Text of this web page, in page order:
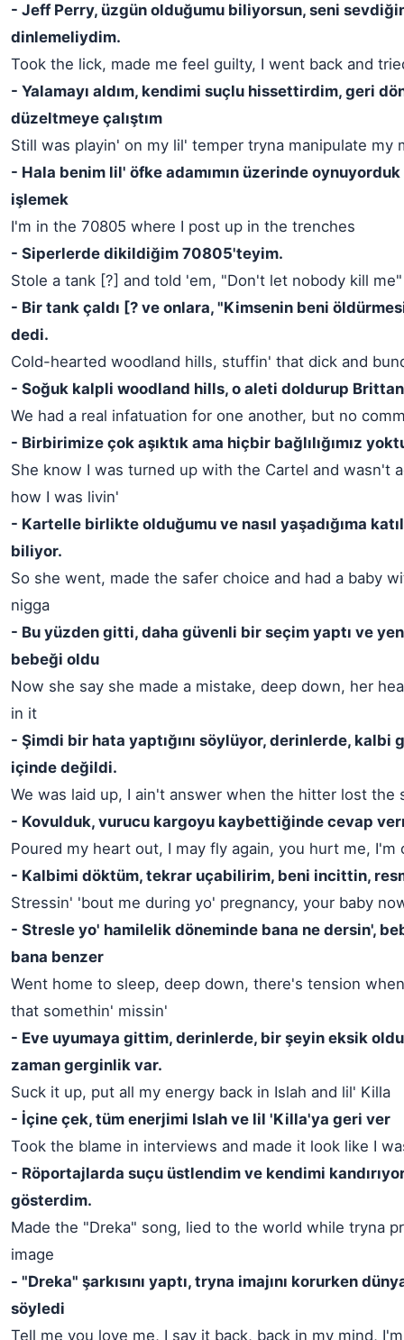
- Jeff Perry, üzgün olduğumu biliyorsun, seni
dinlemeliydim.
Took the lick, made me feel guilty, I went back and
- Yalamayı aldım, kendimi suçlu hissettirdim, geri
düzeltmeye çalıştım
Still was playin' on my lil' temper tryna manipulate my
- Hala benim lil' öfke adamımın üzerinde
işlemek
I'm in the 70805 where I post up in the trenches
- Siperlerde dikildiğim 70805'teyim.
Stole a tank [?] and told 'em, "Don't let nobody kill me"
- Bir tank çaldı [? ve onlara, "Kimsenin beni
dedi.
Cold-hearted woodland hills, stuffin' that dick and
- Soğuk kalpli woodland hills, o aleti doldurup
We had a real infatuation for one another, but no
- Birbirimize çok aşıktık ama hiçbir bağlılığımız
She know I was turned up with the Cartel and wasn't
how I was livin'
- Kartelle birlikte olduğumu ve nasıl yaşadığıma
biliyor.
So she went, made the safer choice and had a baby
nigga
- Bu yüzden gitti, daha güvenli bir seçim yaptı ve
bebeği oldu
Now she say she made a mistake, deep down, her
in it
- Şimdi bir hata yaptığını söylüyor, derinlerde, kalbi
içinde değildi.
We was laid up, I ain't answer when the hitter lost the
- Kovulduk, vurucu kargoyu kaybettiğinde cevap
Poured my heart out, I may fly again, you hurt me, I'm
- Kalbimi döktüm, tekrar uçabilirim, beni incittin,
Stressin' 'bout me during yo' pregnancy, your baby
- Stresle yo' hamilelik döneminde bana ne dersin',
bana benzer
Went home to sleep, deep down, there's tension
that somethin' missin'
- Eve uyumaya gittim, derinlerde, bir şeyin eksik
zaman gerginlik var.
Suck it up, put all my energy back in Islah and lil' Killa
- İçine çek, tüm enerjimi Islah ve lil 'Killa'ya geri ver
Took the blame in interviews and made it look like I
- Röportajlarda suçu üstlendim ve kendimi
gösterdim.
Made the "Dreka" song, lied to the world while tryna
image
- "Dreka" şarkısını yaptı, tryna imajını korurken
söyledi
Tell me you love me, I say it back, back in my mind,